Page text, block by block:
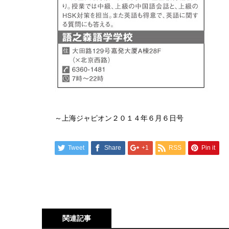
～上海ジャピオン２０１４年６月６日号
Tweet Share +1 RSS Pin it
関連記事